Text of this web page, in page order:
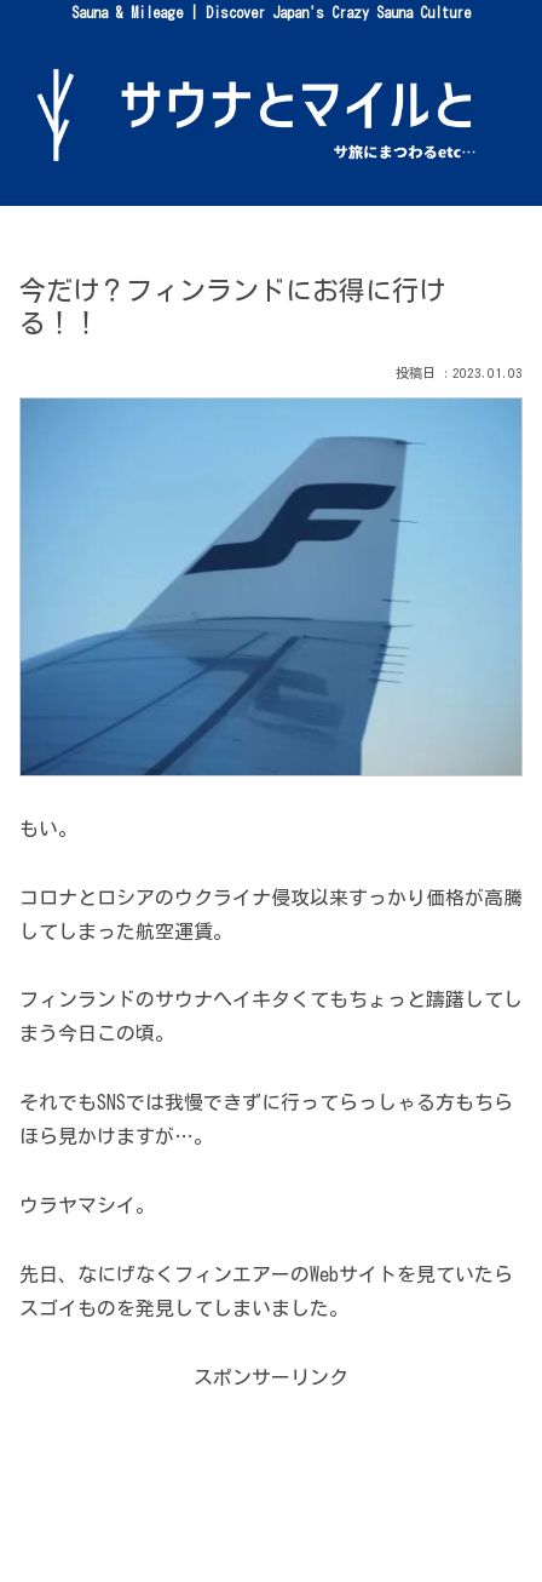
Sauna & Mileage | Discover Japan's Crazy Sauna Culture
今だけ？フィンランドにお得に行け
る！！
2023.01.03
もい。
コロナとロシアのウクライナ侵攻以来すっかり価格が高騰
してしまった航空運賃。
フィンランドのサウナへイキタくてもちょっと躊躇してし
まう今日この頃。
それでもSNSでは我慢できずに行ってらっしゃる方もちら
ほら見かけますが…。
ウラヤマシイ。
先日、なにげなくフィンエアーのWebサイトを見ていたら
スゴイものを発見してしまいました。
スポンサーリンク